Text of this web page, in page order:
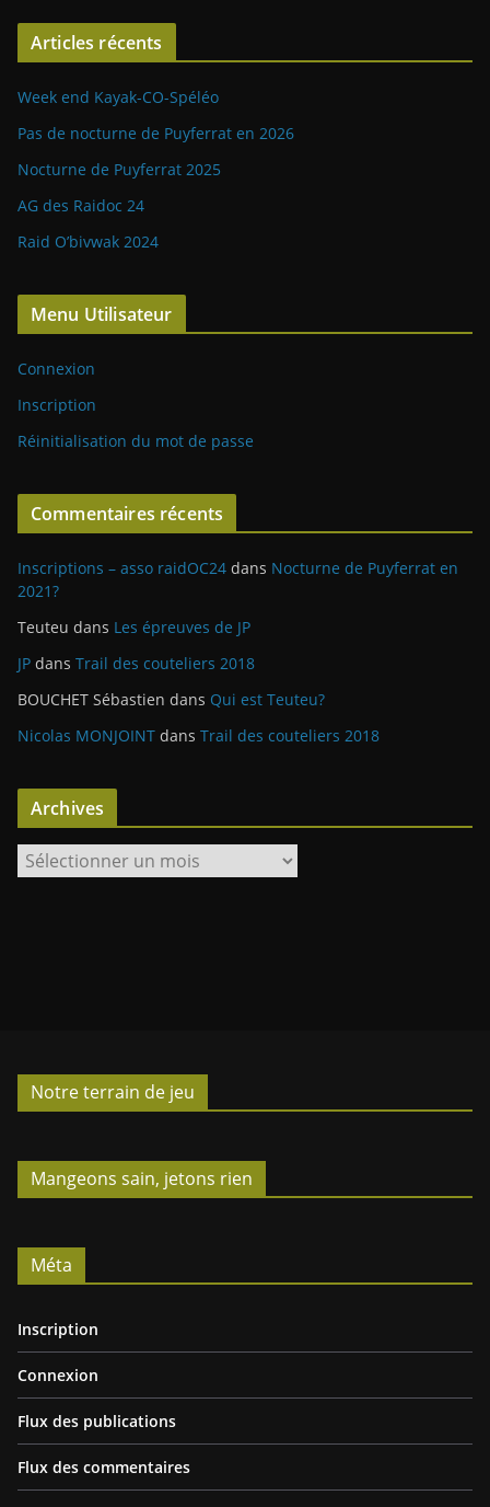
Articles récents
Week end Kayak-CO-Spéléo
Pas de nocturne de Puyferrat en 2026
Nocturne de Puyferrat 2025
AG des Raidoc 24
Raid O’bivwak 2024
Menu Utilisateur
Connexion
Inscription
Réinitialisation du mot de passe
Commentaires récents
Inscriptions – asso raidOC24 dans Nocturne de Puyferrat en
2021?
Teuteu dans Les épreuves de JP
JP dans Trail des couteliers 2018
BOUCHET Sébastien dans Qui est Teuteu?
Nicolas MONJOINT dans Trail des couteliers 2018
Archives
r
Notre terrain de jeu
Mangeons sain, jetons rien
Méta
Inscription
Connexion
Flux des publications
Flux des commentaires